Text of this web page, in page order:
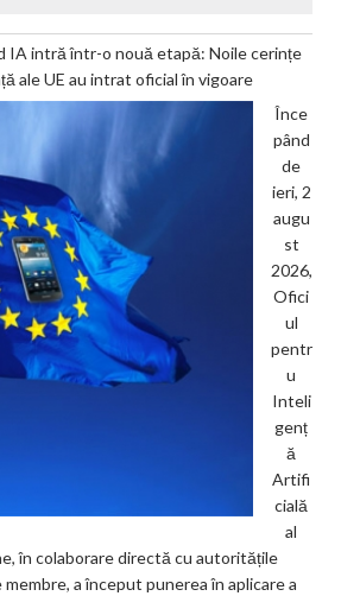
IA intră într-o nouă etapă: Noile cerințe
ale UE au intrat oficial în vigoare
Înce
pând
de
ieri, 2
augu
st
2026,
Ofici
ul
pentr
u
Inteli
genț
ă
Artifi
cială
al
în colaborare directă cu autoritățile
a început punerea în aplicare a